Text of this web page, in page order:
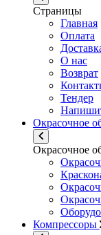
Страницы
Главная
Оплата
О нас
Возврат
Тендер
Окрасочное
Окрасочное
Компрессоры